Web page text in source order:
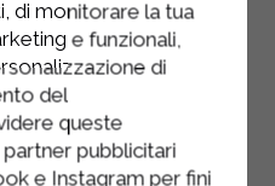
bene fino a
cremosa.
aggiustare di
1 cucchiaio di
di monitorare la tua
e funzionali,
di
del
queste
pubblicitari
e Instagram per fini